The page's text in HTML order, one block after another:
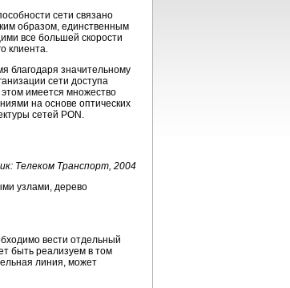
сети связано
образом, единственным
все большей скорости
клиента.
благодаря значительному
сети доступа
имеется множество
на основе оптических
сетей PON.
Телеком Транспорт, 2004
узлами, дерево
вести отдельный
быть реализуем в том
линия, может